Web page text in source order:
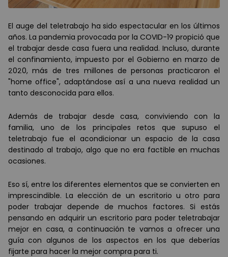
El auge del teletrabajo ha sido espectacular en los últimos
años. La pandemia provocada por la COVID-19 propició que
el trabajar desde casa fuera una realidad. Incluso, durante
el confinamiento, impuesto por el Gobierno en marzo de
2020, más de tres millones de personas practicaron el
"home office", adaptándose así a una nueva realidad un
tanto desconocida para ellos.
Además de trabajar desde casa, conviviendo con la
familia, uno de los principales retos que supuso el
teletrabajo fue el acondicionar un espacio de la casa
destinado al trabajo, algo que no era factible en muchas
ocasiones.
Eso sí, entre los diferentes elementos que se convierten en
imprescindible. La elección de un escritorio u otro para
poder trabajar depende de muchos factores. Si estás
pensando en adquirir un escritorio para poder teletrabajar
mejor en casa, a continuación te vamos a ofrecer una
guía con algunos de los aspectos en los que deberías
fijarte para hacer la mejor compra para ti.